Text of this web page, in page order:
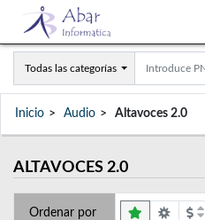
Todas las categorías
Inicio Audio Altavoces 2.0
ALTAVOCES 2.0
Ordenar por